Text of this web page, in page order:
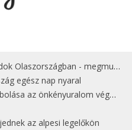
- megmutatjuk a 15 legjobbat
egész nap nyaral
az önkényuralom végét jelentette
az alpesi legelőkön